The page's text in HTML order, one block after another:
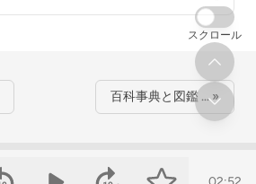
百科事典と図鑑 … »
スクロール